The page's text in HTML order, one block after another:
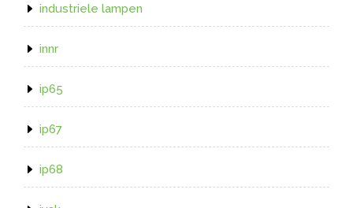
industriele lampen
innr
ip65
ip67
ip68